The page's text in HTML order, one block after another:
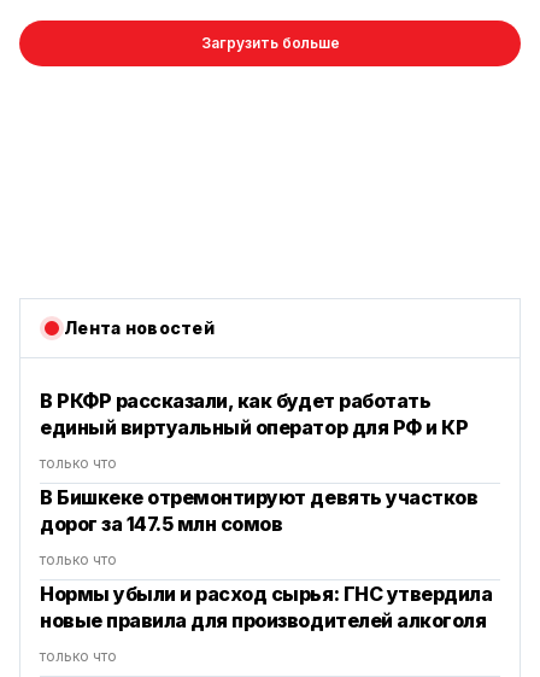
Загрузить больше
Лента новостей
В РКФР рассказали, как будет работать
единый виртуальный оператор для РФ и КР
только что
В Бишкеке отремонтируют девять участков
дорог за 147.5 млн сомов
только что
Нормы убыли и расход сырья: ГНС утвердила
новые правила для производителей алкоголя
только что